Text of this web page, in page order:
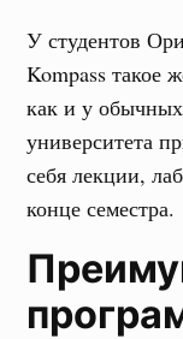
У студентов
Kompass такое
как и у
университета
себя лекции,
конце семестра.